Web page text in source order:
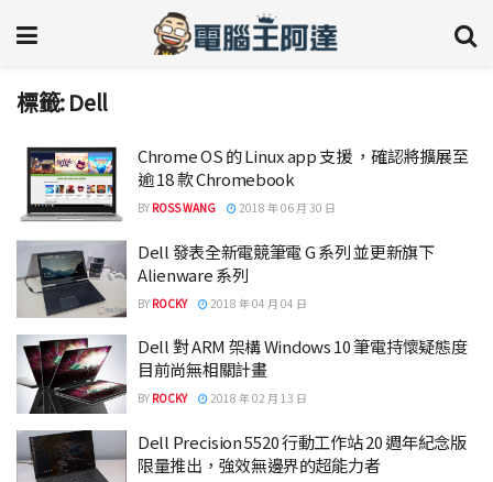
標籤:Dell
Chrome OS 的 Linux app 支援 ，確認將擴展至
逾 18 款 Chromebook
BY ROSS WANG 2018 年 06 月 30 日
Dell 發表全新電競筆電 G 系列 並更新旗下
Alienware 系列
BY ROCKY 2018 年 04 月 04 日
Dell 對 ARM 架構 Windows 10 筆電持懷疑態度
目前尚無相關計畫
BY ROCKY 2018 年 02 月 13 日
Dell Precision 5520 行動工作站 20 週年紀念版
限量推出，強效無邊界的超能力者